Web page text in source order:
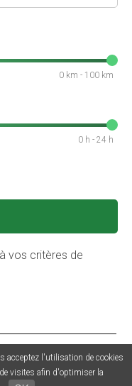
0 km - 100 km
0 h - 24 h
vos critères de
réservés - Photos non
CGV-
Grouplive - Création
web Morbihan
acceptez l'utilisation de cookies
visites afin d'optimiser la